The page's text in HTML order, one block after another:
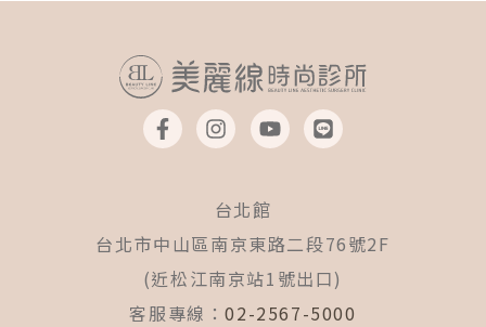
F
a
c
o
k
-
f
I
n
s
a
g
r
a
m
Y
o
u
b
e
L
i
n
台北館
台北市中山區南京東路二段76號2F
(近松江南京站1號出口)
客服專線：02-2567-5000